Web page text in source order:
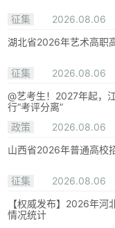
征集 2026.08.06
湖北省2026年艺术高职
征集 2026.08.06
@艺考生！2027年起，
行“考评分离”
政策
2026.08.06
山西省2026年普通高校
征集 2026.08.06
【权威发布】2026年
情况统计